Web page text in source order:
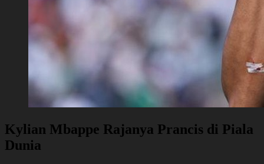
Kylian Mbappe Rajanya Prancis di Piala
Dunia